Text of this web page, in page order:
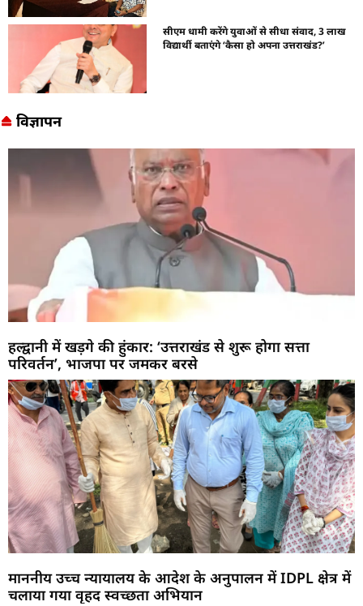
सीएम धामी करेंगे युवाओं से सीधा संवाद, 3 लाख
विद्यार्थी बताएंगे ‘कैसा हो अपना उत्तराखंड?’
विज्ञापन
हल्द्वानी में खड़गे की हुंकार: ‘उत्तराखंड से शुरू होगा सत्ता
परिवर्तन’, भाजपा पर जमकर बरसे
माननीय उच्च न्यायालय के आदेश के अनुपालन में IDPL क्षेत्र में
चलाया गया वृहद स्वच्छता अभियान